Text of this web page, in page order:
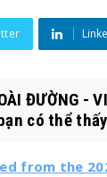
ĐƯỜNG -
có thể
from the